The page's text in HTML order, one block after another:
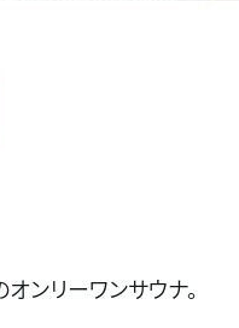
ンリーワンサウナ。